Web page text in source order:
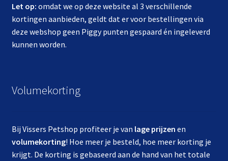
Let op: omdat we op deze website al 3 verschillende
kortingen aanbieden, geldt dat er voor bestellingen via
deze webshop geen Piggy punten gespaard én ingeleverd
kunnen worden.
Volumekorting
Bij Vissers Petshop profiteer je van lage prijzen en
volumekorting! Hoe meer je besteld, hoe meer korting je
krijgt. De korting is gebaseerd aan de hand van het totale